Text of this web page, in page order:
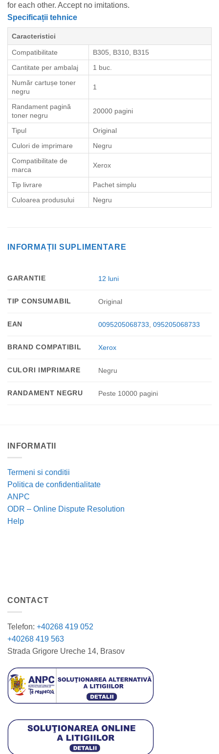
for each other. Accept no imitations.
Specificații tehnice
Caracteristici
Compatibilitate
B305, B310, B315
Cantitate per ambalaj
1 buc.
Număr cartușe toner
negru
1
Randament pagină
toner negru
20000 pagini
Tipul
Original
Culori de imprimare
Negru
Compatibilitate de
marca
Xerox
Tip livrare
Pachet simplu
Culoarea produsului
Negru
INFORMAȚII SUPLIMENTARE
GARANTIE 12 luni
TIP CONSUMABIL Original
EAN 0095205068733 ,095205068733
BRAND COMPATIBIL Xerox
CULORI IMPRIMARE Negru
RANDAMENT NEGRU Peste 10000 pagini
INFORMATII
Termeni si conditii
Politica de confidentialitate
ANPC
ODR – Online Dispute Resolution
Help
CONTACT
Telefon: +40268 419 052
+40268 419 563
Strada Grigore Ureche 14, Brasov